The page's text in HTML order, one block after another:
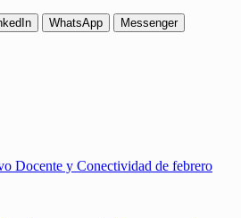
WhatsApp
Messenger
Docente y Conectividad de febrero